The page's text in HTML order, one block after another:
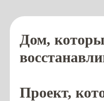
Дом,
Проект,